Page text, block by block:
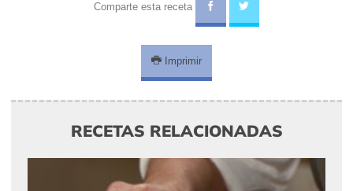
Comparte esta receta
Imprimir
RECETAS RELACIONADAS